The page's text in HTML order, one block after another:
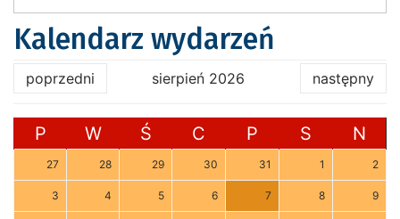
Kalendarz wydarzeń
poprzedni sierpień 2026 następny
P W Ś C P S N
27 28 29 30 31 1 2
3 4 5 6 7 8 9